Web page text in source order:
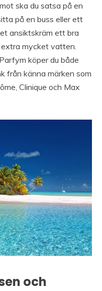
ska du satsa på en
på en buss eller ett
ansiktskräm ett bra
mycket vatten.
köper du både
från känna märken som
Clinique och Max
och